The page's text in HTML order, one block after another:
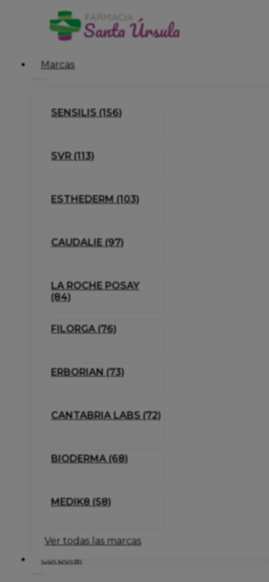
Marcas
SENSILIS (156)
SVR (113)
ESTHEDERM (103)
CAUDALIE (97)
LA ROCHE POSAY
(84)
FILORGA (76)
ERBORIAN (73)
CANTABRIA LABS (72)
BIODERMA (68)
MEDIK8 (58)
Ver todas las marcas
Corporal